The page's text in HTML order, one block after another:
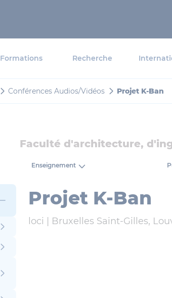
Formations Recherche
Conférences Audios/Vidéos Projet K-Ban
Faculté d'architecture,
Enseignement
Projet K-Ban
loci | Bruxelles Saint-Gilles,